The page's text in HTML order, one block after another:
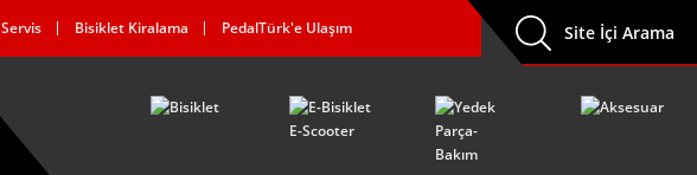
Bisiklet Kiralama PedalTürk'e Ulaşım Site İçi Arama